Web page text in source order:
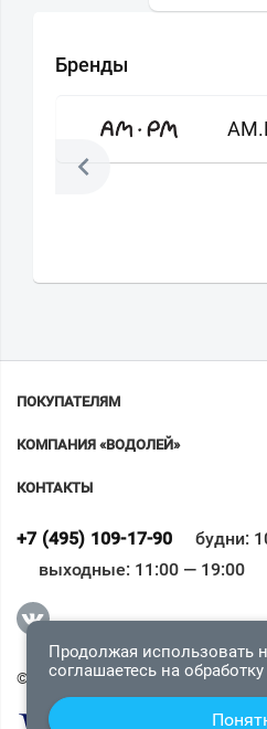
Бренды
ПОКУПАТЕЛЯМ
КОМПАНИЯ «ВОДОЛЕЙ»
КОНТАКТЫ
+7 (495) 109-17-90
будни:
выходные: 11:00 — 19:00
© 2009-2026 «Водолей Онлайн».
Всё верно
Продолжая использовать
соглашаетесь на обработку